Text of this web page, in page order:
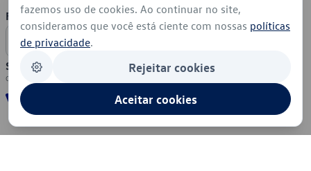
Formas de Pagamento
Segurança
fazemos uso de cookies. Ao continuar no site,
consideramos que você está ciente com nossas políticas
de privacidade.
Rejeitar cookies
Aceitar cookies